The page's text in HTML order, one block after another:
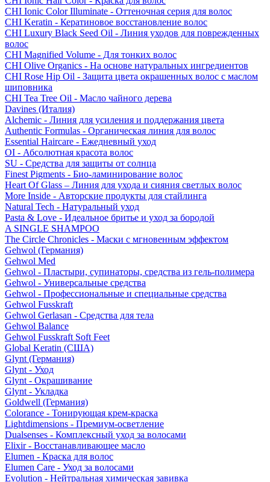
CHI Ionic Color Illuminate - Оттеночная серия для волос
CHI Keratin - Кератиновое восстановление волос
CHI Luxury Black Seed Oil - Линия уходов для поврежденных
волос
CHI Magnified Volume - Для тонких волос
CHI Olive Organics - На основе натуральных ингредиентов
CHI Rose Hip Oil - Защита цвета окрашенных волос с маслом
шиповника
CHI Tea Tree Oil - Масло чайного дерева
Davines (Италия)
Alchemic - Линия для усиления и поддержания цвета
Authentic Formulas - Органическая линия для волос
Essential Haircare - Eжедневный уход
OI - Абсолютная красота волос
SU - Средства для защиты от солнца
Finest Pigments - Био-ламинирование волос
Heart Of Glass – Линия для ухода и сияния светлых волос
More Inside - Авторские продукты для стайлинга
Natural Tech - Натуральный уход
Pasta & Love - Идеальное бритье и уход за бородой
A SINGLE SHAMPOO
The Circle Chronicles - Маски с мгновенным эффектом
Gehwol (Германия)
Gehwol Med
Gehwol - Пластыри, супинаторы, средства из гель-полимера
Gehwol - Универсальные средства
Gehwol - Профессиональные и специальные средства
Gehwol Fusskraft
Gehwol Gerlasan - Средства для тела
Gehwol Balance
Gehwol Fusskraft Soft Feet
Global Keratin (США)
Glynt (Германия)
Glynt - Уход
Glynt - Окрашивание
Glynt - Укладка
Goldwell (Германия)
Colorance - Тонирующая крем-краска
Lightdimensions - Премиум-осветление
Dualsenses - Комплексный уход за волосами
Elixir - Восстанавливающее масло
Elumen - Краска для волос
Elumen Care - Уход за волосами
Evolution - Нейтральная химическая завивка